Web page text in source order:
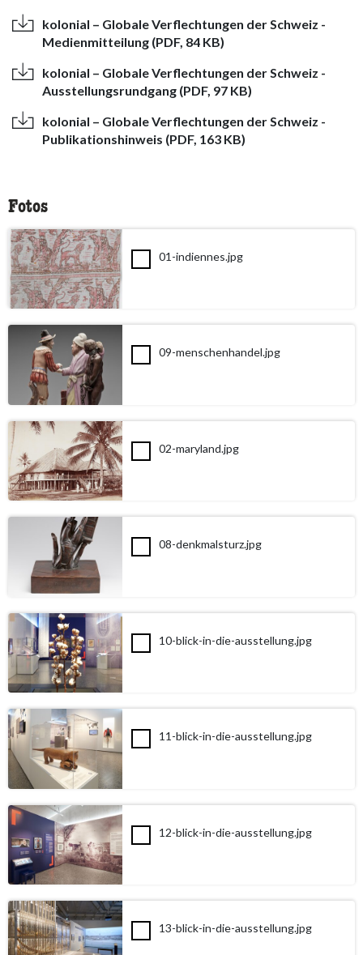
kolonial – Globale Verflechtungen der Schweiz -
Medienmitteilung (PDF, 84 KB)
kolonial – Globale Verflechtungen der Schweiz -
Ausstellungsrundgang (PDF, 97 KB)
kolonial – Globale Verflechtungen der Schweiz -
Publikationshinweis (PDF, 163 KB)
Fotos
01-indiennes.jpg
09-menschenhandel.jpg
02-maryland.jpg
08-denkmalsturz.jpg
10-blick-in-die-ausstellung.jpg
11-blick-in-die-ausstellung.jpg
12-blick-in-die-ausstellung.jpg
13-blick-in-die-ausstellung.jpg